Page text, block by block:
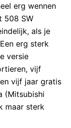
erg wennen
508 SW
als je
erg sterk
versie
vijf
vijf jaar gratis
(Mitsubishi
maar sterk